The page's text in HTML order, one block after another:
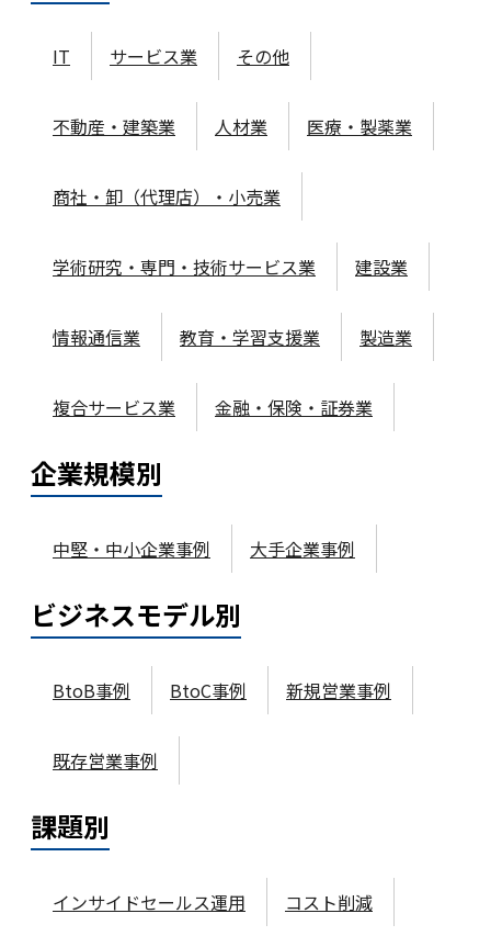
IT サービス業 その他
不動産・建築業 人材業 医療・製薬業
商社・卸（代理店）・小売業
学術研究・専門・技術サービス業 建設業
情報通信業 教育・学習支援業 製造業
複合サービス業 金融・保険・証券業
企業規模別
中堅・中小企業事例 大手企業事例
ビジネスモデル別
BtoB事例 BtoC事例 新規営業事例
既存営業事例
課題別
インサイドセールス運用 コスト削減